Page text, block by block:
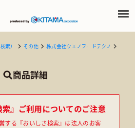
索） その他
株式会社ウエノフードテクノ
商品詳細
索』ご利用についてのご注意
する『おいしさ検索』は法人のお客